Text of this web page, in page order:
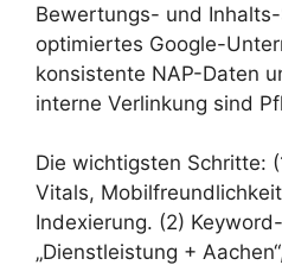
Bewertungs- und
optimiertes Google-
konsistente NAP-Daten
interne Verlinkung sind
Die wichtigsten Schritte:
Vitals,
Indexierung. (2)
„Dienstleistung +